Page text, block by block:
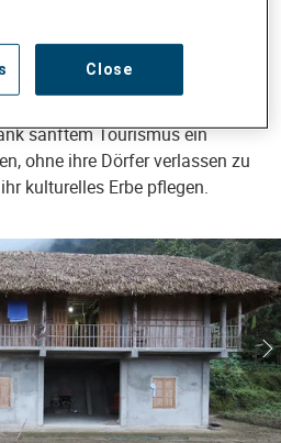
Wasser vorliebnehmen. Das
sanftem Tourismus ein
ohne ihre Dörfer verlassen zu
kulturelles Erbe pflegen.
Close